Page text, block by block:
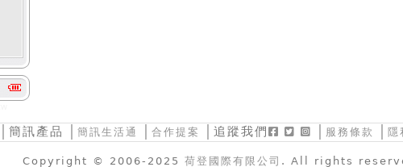
簡訊產品 簡訊生活通 合作提案 │追蹤我們 服務條款 隱
Copyright © 2006-2025 荷登國際有限公司 . All rights